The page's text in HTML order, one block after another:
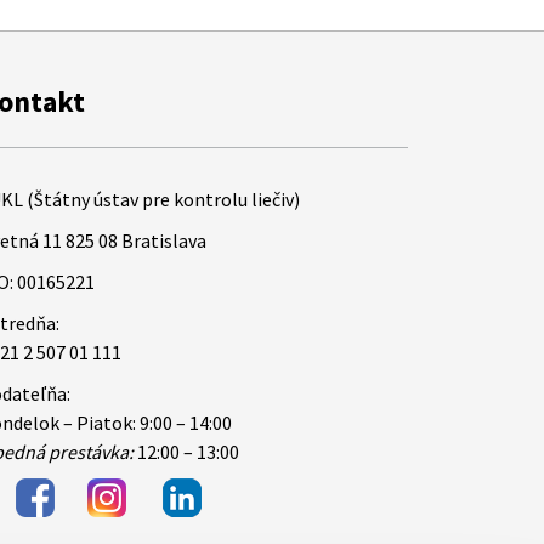
(Štátny ústav pre kontrolu liečiv)
11 825 08 Bratislava
00165221
2 507 01 111
– Piatok: 9:00 – 14:00
prestávka:12:00 – 13:00